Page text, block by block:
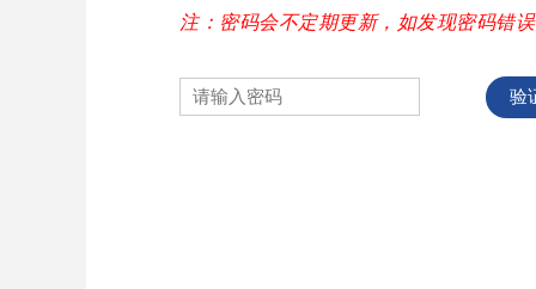
注：密码会不定期更新，如发现密码错
验